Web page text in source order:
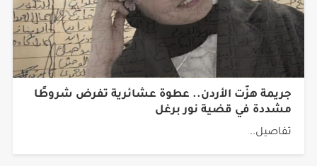
جريمة هزّت الأردن.. عطوة عشائرية تفرض شروطًا
مشددة في قضية نور برغل